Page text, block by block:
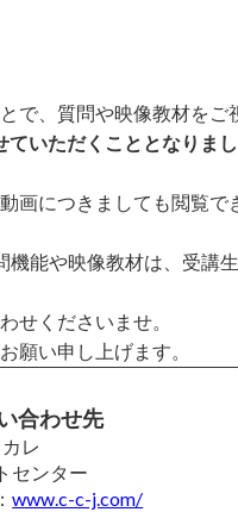
で、質問や映像教材をご
いただくこととなりまし
画につきましても閲覧
能や映像教材は、受講
せくださいませ。
願い申し上げます。
合わせ先
レ
センター
www.c-c-j.com/